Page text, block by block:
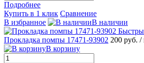
Подробнее
Купить в 1 клик Сравнение
В избранное
В наличии
Прокладка помпы 17471-93902 200 руб. /
В корзину